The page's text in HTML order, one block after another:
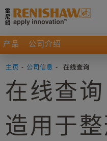
产品 公司介绍
主页 - 公司信息 - 在线查询
在线查
造用于